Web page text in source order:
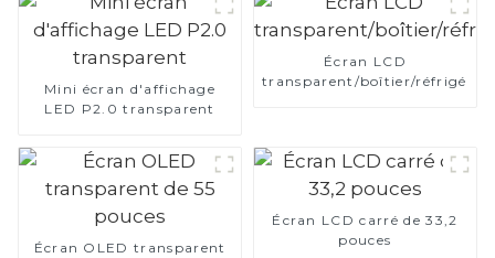
Mini écran d'affichage
LED P2.0 transparent
Écran LCD
transparent/boîtier/
Écran OLED transparent
Écran LCD carré de 33,2
pouces